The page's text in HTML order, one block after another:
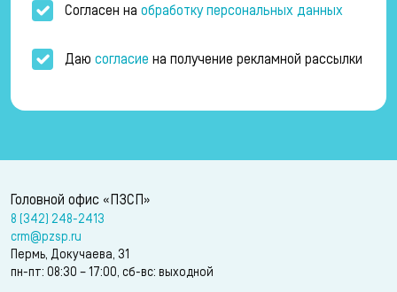
Согласен на обработку персональных данных
Даю согласие на получение рекламной рассылки
Головной офис «ПЗСП»
8 (342) 248-2413
crm@pzsp.ru
Пермь, Докучаева, 31
пн-пт: 08:30 – 17:00, сб-вс: выходной